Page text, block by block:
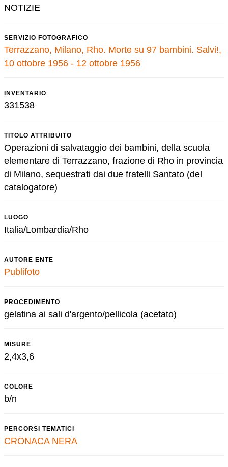
NOTIZIE
SERVIZIO FOTOGRAFICO
Terrazzano, Milano, Rho. Morte su 97 bambini. Salvi!,
10 ottobre 1956 - 12 ottobre 1956
INVENTARIO
331538
TITOLO ATTRIBUITO
Operazioni di salvataggio dei bambini, della scuola
elementare di Terrazzano, frazione di Rho in provincia
di Milano, sequestrati dai due fratelli Santato (del
catalogatore)
LUOGO
Italia/Lombardia/Rho
AUTORE ENTE
Publifoto
PROCEDIMENTO
gelatina ai sali d'argento/pellicola (acetato)
MISURE
2,4x3,6
COLORE
b/n
PERCORSI TEMATICI
CRONACA NERA